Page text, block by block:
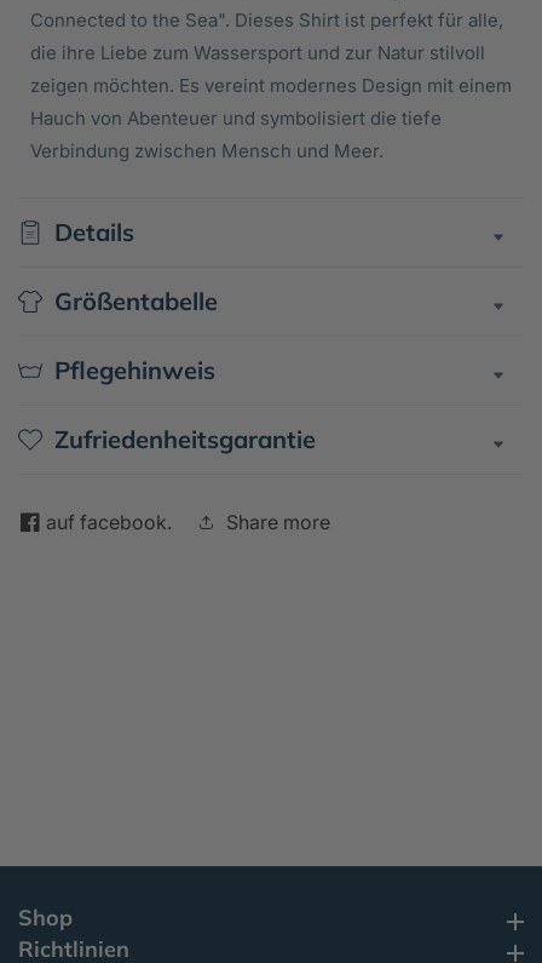
-
connected-
-
connected-
Connected to the Sea". Dieses Shirt ist perfekt für alle,
die ihre Liebe zum Wassersport und zur Natur stilvoll
zeigen möchten. Es vereint modernes Design mit einem
Hauch von Abenteuer und symbolisiert die tiefe
Verbindung zwischen Mensch und Meer.
Details
Größentabelle
Pflegehinweis
Zufriedenheitsgarantie
auf facebook. Share more
Shop
Richtlinien